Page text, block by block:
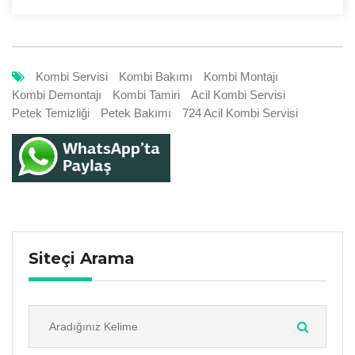
Kombi Servisi Kombi Bakımı
Kombi Montajı
Kombi Demontajı
Kombi Tamiri
Acil Kombi Servisi
Petek Temizliği
Petek Bakımı 724 Acil Kombi Servisi
Siteçi Arama